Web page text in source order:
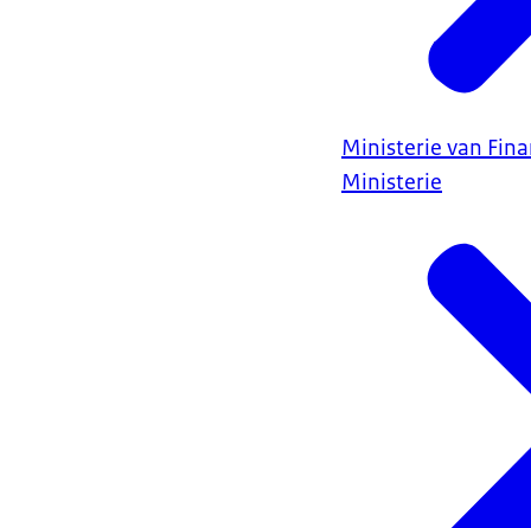
Ministerie van
Ministerie